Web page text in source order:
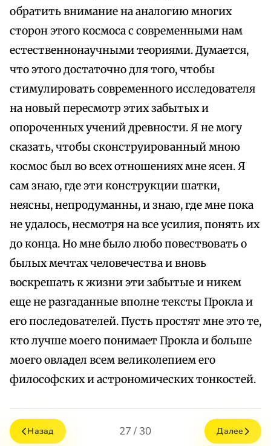
обратить внимание на аналогию многих
сторон этого космоса с современными нам
естественнонаучными теориями. Думается,
что этого достаточно для того, чтобы
стимулировать современного исследователя
на новый пересмотр этих забытых и
опороченных учений древности. Я не могу
сказать, чтобы сконструированный мною
космос был во всех отношениях мне ясен. Я
сам знаю, где эти конструкции шатки,
неясны, непродуманны, и знаю, где мне пока
не удалось, несмотря на все усилия, понять их
до конца. Но мне было любо повествовать о
былых мечтах человечества и вновь
воскрешать к жизни эти забытые и никем
еще не разгаданные вполне тексты Прокла и
его последователей. Пусть простят мне это те,
кто лучше моего понимает Прокла и больше
моего овладел всем великолепием его
философских и астрономических тонкостей.
Назад 27 / 30 Далее